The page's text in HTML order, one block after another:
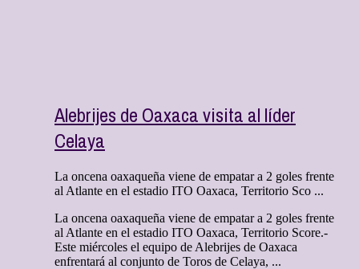
Alebrijes de Oaxaca visita al líder
Celaya
La oncena oaxaqueña viene de empatar a 2 goles frente
al Atlante en el estadio ITO Oaxaca, Territorio Sco ...
La oncena oaxaqueña viene de empatar a 2 goles frente
al Atlante en el estadio ITO Oaxaca, Territorio Score.-
Este miércoles el equipo de Alebrijes de Oaxaca
enfrentará al conjunto de Toros de Celaya, ...